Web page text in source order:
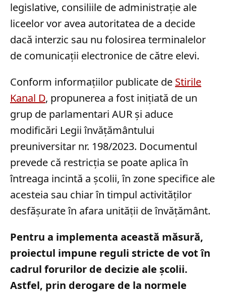
legislative, consiliile de administrație ale
liceelor vor avea autoritatea de a decide
dacă interzic sau nu folosirea terminalelor
de comunicații electronice de către elevi.
Conform informațiilor publicate de Stirile
Kanal D, propunerea a fost inițiată de un
grup de parlamentari AUR și aduce
modificări Legii învățământului
preuniversitar nr. 198/2023. Documentul
prevede că restricția se poate aplica în
întreaga incintă a școlii, în zone specifice ale
acesteia sau chiar în timpul activităților
desfășurate în afara unității de învățământ.
Pentru a implementa această măsură,
proiectul impune reguli stricte de vot în
cadrul forurilor de decizie ale școlii.
Astfel, prin derogare de la normele